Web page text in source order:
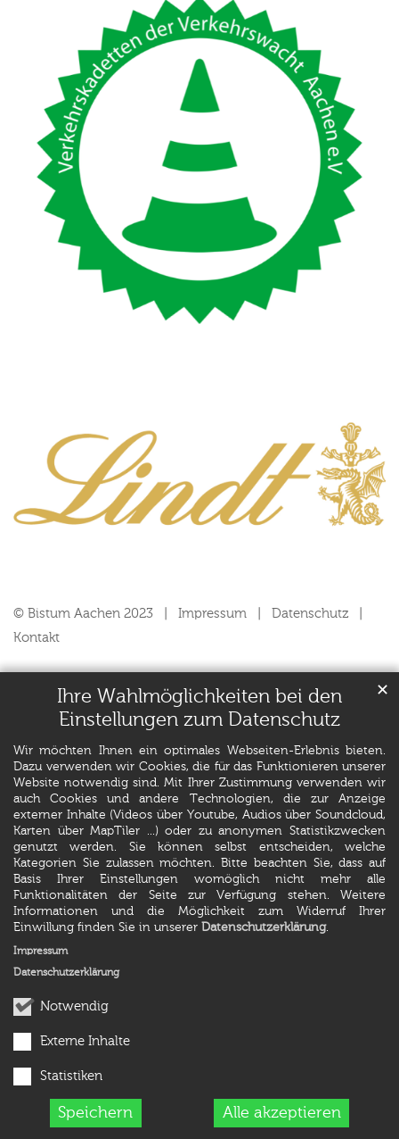
Ihre Wahlmöglichkeiten bei den
Einstellungen zum Datenschutz
Wir möchten Ihnen ein optimales Webseiten-Erlebnis bieten.
Dazu verwenden wir Cookies, die für das Funktionieren unserer
Website notwendig sind. Mit Ihrer Zustimmung verwenden wir
auch Cookies und andere Technologien, die zur Anzeige
externer Inhalte (Videos über Youtube, Audios über Soundcloud,
Karten über MapTiler ...) oder zu anonymen Statistikzwecken
genutzt werden. Sie können selbst entscheiden, welche
Kategorien Sie zulassen möchten. Bitte beachten Sie, dass auf
Basis Ihrer Einstellungen womöglich nicht mehr alle
Funktionalitäten der Seite zur Verfügung stehen. Weitere
Informationen und die Möglichkeit zum Widerruf Ihrer
Einwillung finden Sie in unserer Datenschutzerklärung.
Notwendig
Externe Inhalte
Statistiken
Speichern Alle akzeptieren
✕
Impressum
Datenschutzerklärung
© Bistum Aachen 2023 Impressum
Datenschutz
Kontakt